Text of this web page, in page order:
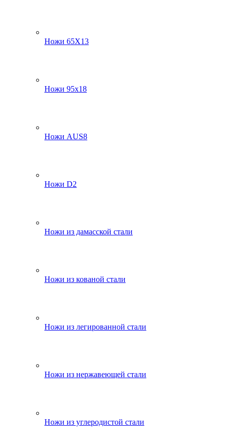
Ножи 65Х13
Ножи 95х18
Ножи AUS8
Ножи D2
Ножи из дамасской стали
Ножи из кованой стали
Ножи из легированной стали
Ножи из нержавеющей стали
Ножи из углеродистой стали